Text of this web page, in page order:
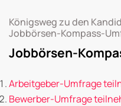
Königsweg zu den
Jobbörsen-Kompass-
Jobbörsen-
Arbeitgeber-Umfrage
Bewerber-Umfrage